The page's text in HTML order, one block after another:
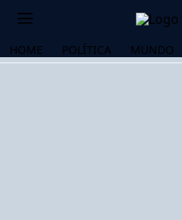
HOME POLÍTICA MUNDO